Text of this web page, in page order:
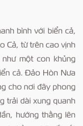
bình với biển cả,
Cả, từ trên cao vịnh
một con khủng
cả. Đảo Hòn Nưa
cho nơi đây phong
trải dài xung quanh
hướng thằng lên